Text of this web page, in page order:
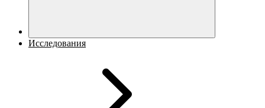
Исследования